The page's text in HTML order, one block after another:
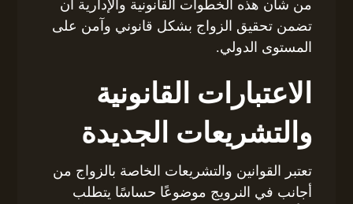
من شأن هذه الخطوات القانونية والإدارية أن
تضمن تحقيق الزواج بشكل قانوني وآمن على
المستوى الدولي.
الاعتبارات القانونية
والتشريعات الجديدة
تعتبر القوانين والتشريعات الخاصة بالزواج من
أجانب في النرويج موضوعًا حساسًا يتطلب